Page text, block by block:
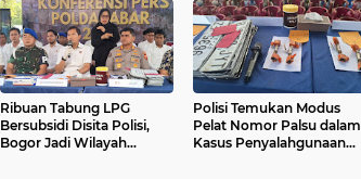
Presiden RI
‎Ribuan Tabung LPG
Bersubsidi Disita Polisi,
Bogor Jadi Wilayah
‎Polisi Temukan Modus
Pelat Nomor Palsu dalam
Kasus Penyalahgunaan